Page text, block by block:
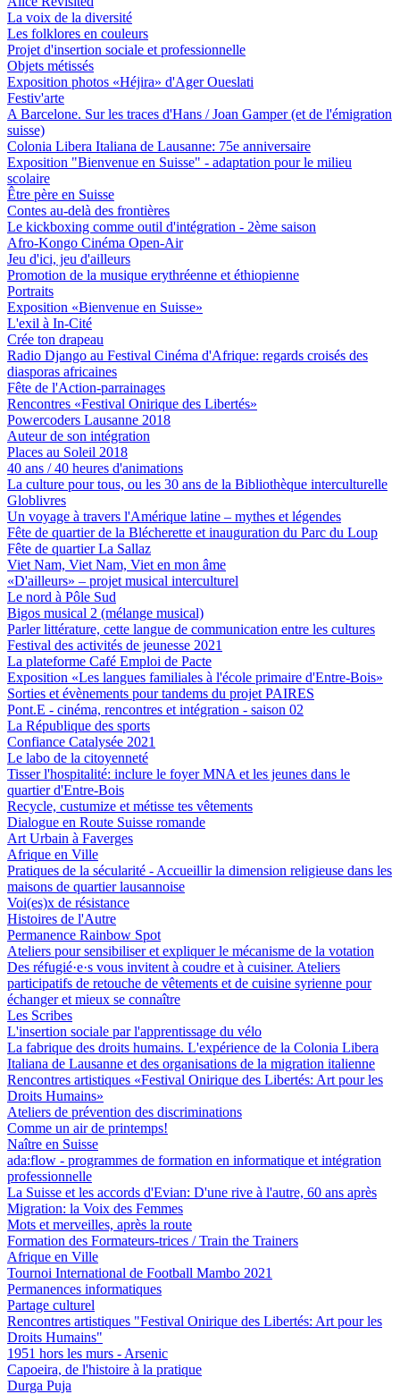
La voix de la diversité
Les folklores en couleurs
Projet d'insertion sociale et professionnelle
Objets métissés
Exposition photos «Héjira» d'Ager Oueslati
Festiv'arte
A Barcelone. Sur les traces d'Hans / Joan Gamper (et de l'émigration
suisse)
Colonia Libera Italiana de Lausanne: 75e anniversaire
Exposition "Bienvenue en Suisse" - adaptation pour le milieu
scolaire
Être père en Suisse
Contes au-delà des frontières
Le kickboxing comme outil d'intégration - 2ème saison
Afro-Kongo Cinéma Open-Air
Jeu d'ici, jeu d'ailleurs
Promotion de la musique erythréenne et éthiopienne
Portraits
Exposition «Bienvenue en Suisse»
L'exil à In-Cité
Crée ton drapeau
Radio Django au Festival Cinéma d'Afrique: regards croisés des
diasporas africaines
Fête de l'Action-parrainages
Rencontres «Festival Onirique des Libertés»
Powercoders Lausanne 2018
Auteur de son intégration
Places au Soleil 2018
40 ans / 40 heures d'animations
La culture pour tous, ou les 30 ans de la Bibliothèque interculturelle
Globlivres
Un voyage à travers l'Amérique latine – mythes et légendes
Fête de quartier de la Blécherette et inauguration du Parc du Loup
Fête de quartier La Sallaz
Viet Nam, Viet Nam, Viet en mon âme
«D'ailleurs» – projet musical interculturel
Le nord à Pôle Sud
Bigos musical 2 (mélange musical)
Parler littérature, cette langue de communication entre les cultures
Festival des activités de jeunesse 2021
La plateforme Café Emploi de Pacte
Exposition «Les langues familiales à l'école primaire d'Entre-Bois»
Sorties et évènements pour tandems du projet PAIRES
Pont.E - cinéma, rencontres et intégration - saison 02
La République des sports
Confiance Catalysée 2021
Le labo de la citoyenneté
Tisser l'hospitalité: inclure le foyer MNA et les jeunes dans le
quartier d'Entre-Bois
Recycle, custumize et métisse tes vêtements
Dialogue en Route Suisse romande
Art Urbain à Faverges
Afrique en Ville
Pratiques de la sécularité - Accueillir la dimension religieuse dans les
maisons de quartier lausannoise
Voi(es)x de résistance
Histoires de l'Autre
Permanence Rainbow Spot
Ateliers pour sensibiliser et expliquer le mécanisme de la votation
Des réfugié·e·s vous invitent à coudre et à cuisiner. Ateliers
participatifs de retouche de vêtements et de cuisine syrienne pour
échanger et mieux se connaître
Les Scribes
L'insertion sociale par l'apprentissage du vélo
La fabrique des droits humains. L'expérience de la Colonia Libera
Italiana de Lausanne et des organisations de la migration italienne
Rencontres artistiques «Festival Onirique des Libertés: Art pour les
Droits Humains»
Ateliers de prévention des discriminations
Comme un air de printemps!
Naître en Suisse
ada:flow - programmes de formation en informatique et intégration
professionnelle
La Suisse et les accords d'Evian: D'une rive à l'autre, 60 ans après
Migration: la Voix des Femmes
Mots et merveilles, après la route
Formation des Formateurs-trices / Train the Trainers
Afrique en Ville
Tournoi International de Football Mambo 2021
Permanences informatiques
Partage culturel
Rencontres artistiques "Festival Onirique des Libertés: Art pour les
Droits Humains"
1951 hors les murs - Arsenic
Capoeira, de l'histoire à la pratique
Durga Puja